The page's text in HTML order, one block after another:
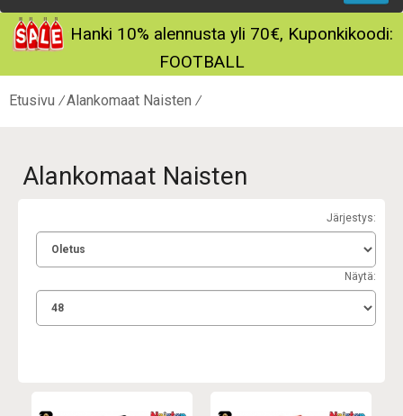
Hanki 10% alennusta yli 70€, Kuponkikoodi:
FOOTBALL
Etusivu Alankomaat Naisten
Alankomaat Naisten
Järjestys:
Näytä: